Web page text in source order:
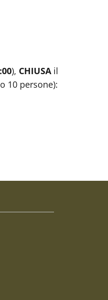
), CHIUSAil
10 persone):